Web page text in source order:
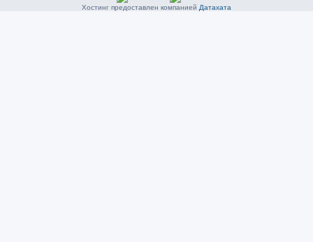
Хостинг предоставлен компанией Датахата